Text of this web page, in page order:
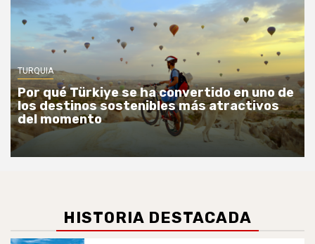
TURQUIA
Por qué Türkiye se ha convertido en uno de
los destinos sostenibles más atractivos
del momento
HISTORIA DESTACADA